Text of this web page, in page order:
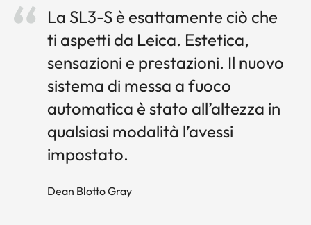
La SL3-S è esattamente ciò che
ti aspetti da Leica. Estetica,
sensazioni e prestazioni. Il nuovo
sistema di messa a fuoco
automatica è stato all’altezza in
qualsiasi modalità l’avessi
impostato.
Dean Blotto Gray